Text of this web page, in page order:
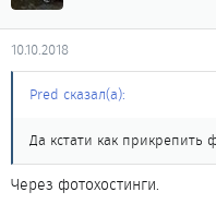
10.10.2018
Pred сказал(а):
Да кстати как прикрепить
Через фотохостинги.